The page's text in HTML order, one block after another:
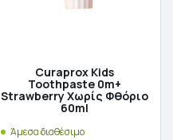
Curaprox Kids
Toothpaste 0m+
Strawberry Χωρίς Φθόριο
60ml
Άμεσα διαθέσιμο